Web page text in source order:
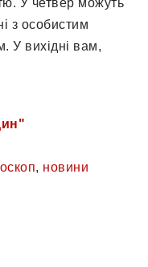
У четвер можуть
з особистим
У вихідні вам,
, новини